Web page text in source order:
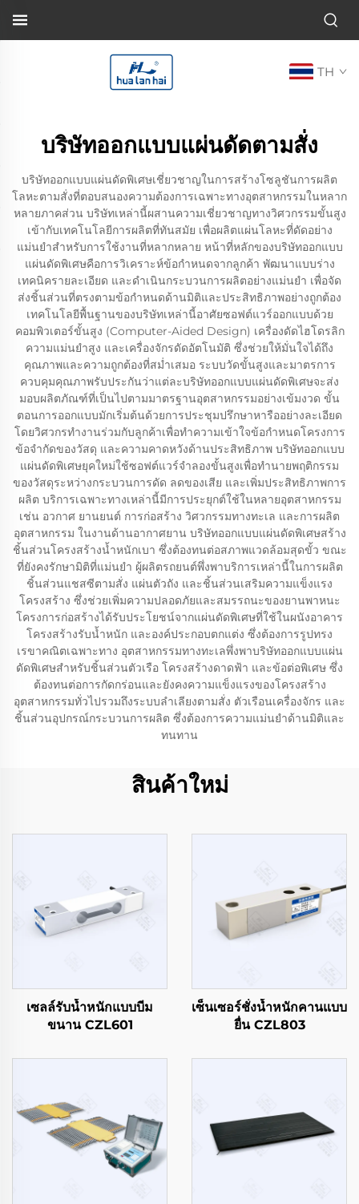
TH
บริษัทออกแบบแผ่นดัดตามสั่ง
บริษัทออกแบบแผ่นดัดพิเศษเชี่ยวชาญในการสร้างโซลูชันการผลิต
โลหะตามสั่งที่ตอบสนองความต้องการเฉพาะทางอุตสาหกรรมในหลาก
หลายภาคส่วน บริษัทเหล่านี้ผสานความเชี่ยวชาญทางวิศวกรรมขั้นสูง
เข้ากับเทคโนโลยีการผลิตที่ทันสมัย เพื่อผลิตแผ่นโลหะที่ดัดอย่าง
แม่นยำสำหรับการใช้งานที่หลากหลาย หน้าที่หลักของบริษัทออกแบบ
แผ่นดัดพิเศษคือการวิเคราะห์ข้อกำหนดจากลูกค้า พัฒนาแบบร่าง
เทคนิครายละเอียด และดำเนินกระบวนการผลิตอย่างแม่นยำ เพื่อจัด
ส่งชิ้นส่วนที่ตรงตามข้อกำหนดด้านมิติและประสิทธิภาพอย่างถูกต้อง
เทคโนโลยีพื้นฐานของบริษัทเหล่านี้อาศัยซอฟต์แวร์ออกแบบด้วย
คอมพิวเตอร์ขั้นสูง (Computer-Aided Design) เครื่องดัดไฮโดรลิก
ความแม่นยำสูง และเครื่องจักรดัดอัตโนมัติ ซึ่งช่วยให้มั่นใจได้ถึง
คุณภาพและความถูกต้องที่สม่ำเสมอ ระบบวัดขั้นสูงและมาตรการ
ควบคุมคุณภาพรับประกันว่าแต่ละบริษัทออกแบบแผ่นดัดพิเศษจะส่ง
มอบผลิตภัณฑ์ที่เป็นไปตามมาตรฐานอุตสาหกรรมอย่างเข้มงวด ขั้น
ตอนการออกแบบมักเริ่มต้นด้วยการประชุมปรึกษาหารืออย่างละเอียด
โดยวิศวกรทำงานร่วมกับลูกค้าเพื่อทำความเข้าใจข้อกำหนดโครงการ
ข้อจำกัดของวัสดุ และความคาดหวังด้านประสิทธิภาพ บริษัทออกแบบ
แผ่นดัดพิเศษยุคใหม่ใช้ซอฟต์แวร์จำลองขั้นสูงเพื่อทำนายพฤติกรรม
ของวัสดุระหว่างกระบวนการดัด ลดของเสีย และเพิ่มประสิทธิภาพการ
ผลิต บริการเฉพาะทางเหล่านี้มีการประยุกต์ใช้ในหลายอุตสาหกรรม
เช่น อวกาศ ยานยนต์ การก่อสร้าง วิศวกรรมทางทะเล และการผลิต
อุตสาหกรรม ในงานด้านอากาศยาน บริษัทออกแบบแผ่นดัดพิเศษสร้าง
ชิ้นส่วนโครงสร้างน้ำหนักเบา ซึ่งต้องทนต่อสภาพแวดล้อมสุดขั้ว ขณะ
ที่ยังคงรักษามิติที่แม่นยำ ผู้ผลิตรถยนต์พึ่งพาบริการเหล่านี้ในการผลิต
ชิ้นส่วนแชสซีตามสั่ง แผ่นตัวถัง และชิ้นส่วนเสริมความแข็งแรง
โครงสร้าง ซึ่งช่วยเพิ่มความปลอดภัยและสมรรถนะของยานพาหนะ
โครงการก่อสร้างได้รับประโยชน์จากแผ่นดัดพิเศษที่ใช้ในผนังอาคาร
โครงสร้างรับน้ำหนัก และองค์ประกอบตกแต่ง ซึ่งต้องการรูปทรง
เรขาคณิตเฉพาะทาง อุตสาหกรรมทางทะเลพึ่งพาบริษัทออกแบบแผ่น
ดัดพิเศษสำหรับชิ้นส่วนตัวเรือ โครงสร้างดาดฟ้า และข้อต่อพิเศษ ซึ่ง
ต้องทนต่อการกัดกร่อนและยังคงความแข็งแรงของโครงสร้าง
อุตสาหกรรมทั่วไปรวมถึงระบบลำเลียงตามสั่ง ตัวเรือนเครื่องจักร และ
ชิ้นส่วนอุปกรณ์กระบวนการผลิต ซึ่งต้องการความแม่นยำด้านมิติและ
ทนทาน
สินค้าใหม่
เซลล์รับน้ำหนักแบบบีม
ขนาน CZL601
เซ็นเซอร์ชั่งน้ำหนักคานแบบ
ยื่น CZL803